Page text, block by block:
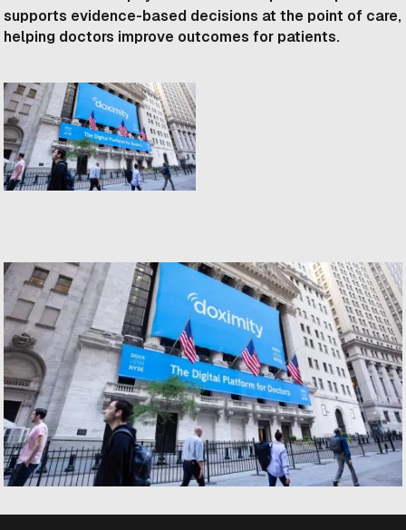
supports evidence-based decisions at the point of care,
helping doctors improve outcomes for patients.